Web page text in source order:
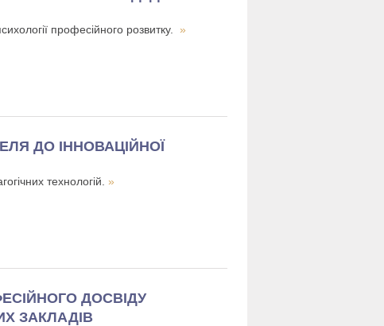
професійного розвитку. »
ДО ІННОВАЦІЙНОЇ
технологій. »
ДОСВІДУ
ЗАКЛАДІВ